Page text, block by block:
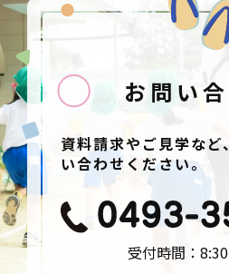
お問い
資料請求やご見学など
い合わせください。
受付時間：